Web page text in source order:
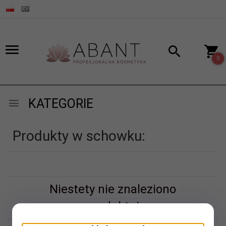
0
KATEGORIE
Produkty w schowku:
Niestety nie znaleziono
produktu!